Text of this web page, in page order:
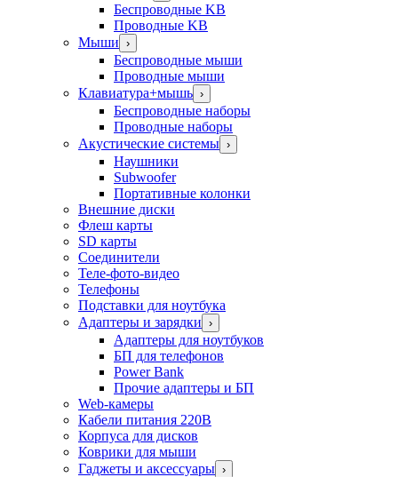
Беспроводные KB
Проводные KB
Мыши ›
Беспроводные мыши
Проводные мыши
Клавиатура+мышь ›
Беспроводные наборы
Проводные наборы
Акустические системы ›
Наушники
Subwoofer
Портативные колонки
Внешние диски
Флеш карты
SD карты
Соединители
Теле-фото-видео
Телефоны
Подставки для ноутбука
Адаптеры и зарядки ›
Адаптеры для ноутбуков
БП для телефонов
Power Bank
Прочие адаптеры и БП
Web-камеры
Кабели питания 220В
Корпуса для дисков
Коврики для мыши
Гаджеты и аксессуары ›